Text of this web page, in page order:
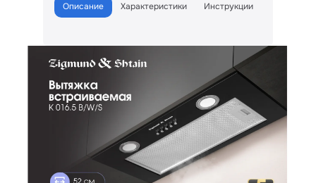
Описание Характеристики Инструкции